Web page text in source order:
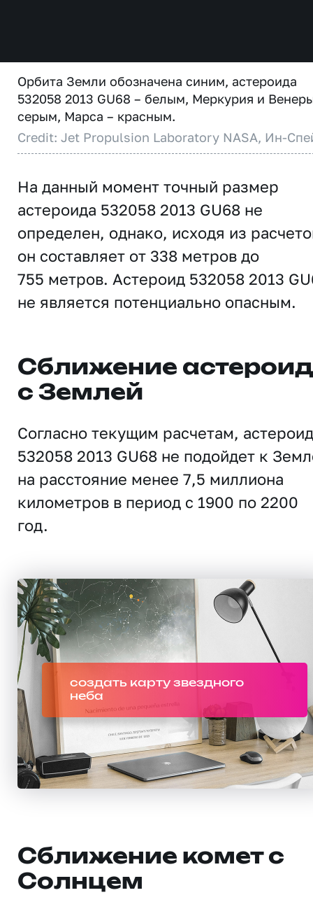
Орбита Земли обозначена синим, астероида
532058 2013 GU68 – белым, Меркурия и
серым, Марса – красным.
Credit: Jet Propulsion Laboratory NASA, Ин-
На данный момент точный размер
астероида 532058 2013 GU68 не
определен, однако, исходя из
он составляет от 338 метров до
755 метров. Астероид 532058 2013
не является потенциально опасным.
Сближение
с Землей
Согласно текущим расчетам, астероид
532058 2013 GU68 не подойдет к
на расстояние менее 7,5 миллиона
километров в период с 1900 по 2200
год.
создать карту звездного
неба
Сближение комет с
Солнцем